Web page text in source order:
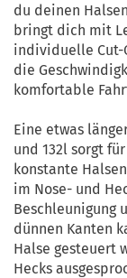
du deinen
bringt dich mit
individuelle Cut-
die
komfortable
Eine etwas
und 132l sorgt
konstante
im Nose- und
Beschleunigung
dünnen Kanten
Halse gesteuert
Hecks